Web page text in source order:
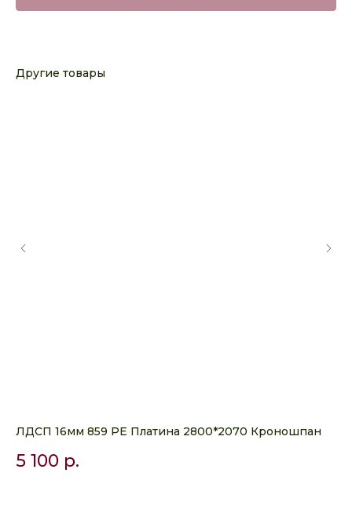
Другие товары
ЛДСП 16мм 859 РЕ Платина 2800*2070 Кроношпан
5 100 р.